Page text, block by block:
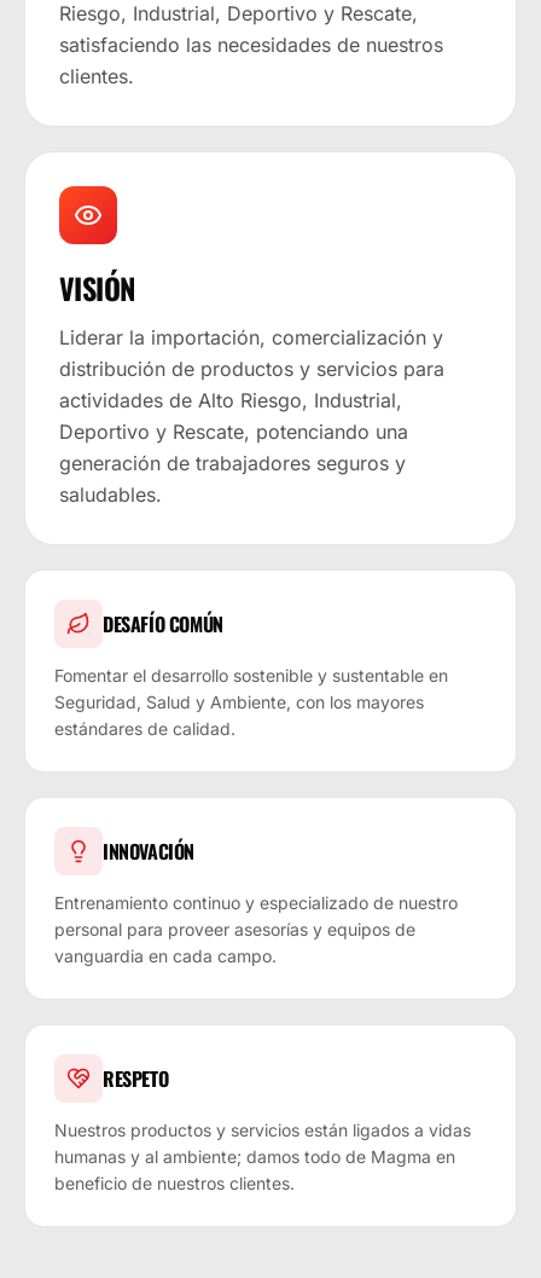
Riesgo, Industrial, Deportivo y Rescate,
satisfaciendo las necesidades de nuestros
clientes.
VISIÓN
Liderar la importación, comercialización y
distribución de productos y servicios para
actividades de Alto Riesgo, Industrial,
Deportivo y Rescate, potenciando una
generación de trabajadores seguros y
saludables.
DESAFÍO COMÚN
Fomentar el desarrollo sostenible y sustentable en
Seguridad, Salud y Ambiente, con los mayores
estándares de calidad.
INNOVACIÓN
Entrenamiento continuo y especializado de nuestro
personal para proveer asesorías y equipos de
vanguardia en cada campo.
RESPETO
Nuestros productos y servicios están ligados a vidas
humanas y al ambiente; damos todo de Magma en
beneficio de nuestros clientes.